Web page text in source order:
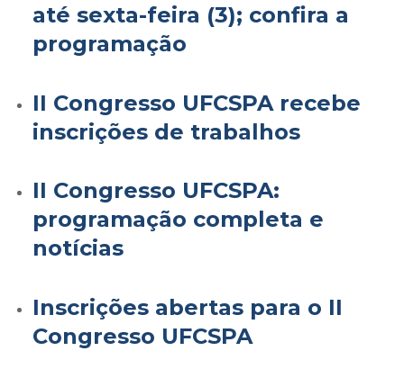
até sexta-feira (3); confira a
programação
II Congresso UFCSPA recebe
inscrições de trabalhos
II Congresso UFCSPA:
programação completa e
notícias
Inscrições abertas para o II
Congresso UFCSPA